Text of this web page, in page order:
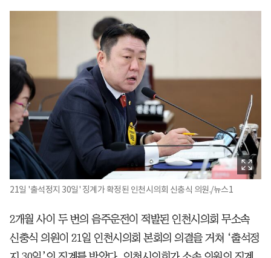
21일 '출석정지 30일' 징계가 확정된 인천시의회 신충식 의원./뉴스1
2개월 사이 두 번의 음주운전이 적발된 인천시의회 무소속
신충식 의원이 21일 인천시의회 본회의 의결을 거쳐 ‘출석정